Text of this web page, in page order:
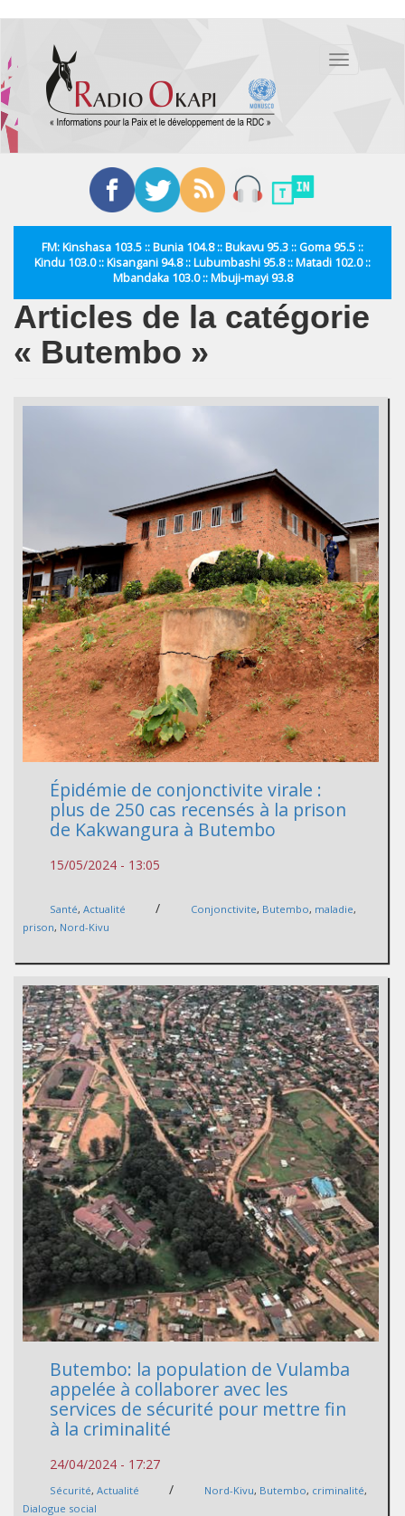
contenu
principal
Toggle
FM: Kinshasa 103.5 :: Bunia 104.8 :: Bukavu 95.3 :: Goma 95.5 ::
Kindu 103.0 :: Kisangani 94.8 :: Lubumbashi 95.8 :: Matadi 102.0 ::
Mbandaka 103.0 :: Mbuji-mayi 93.8
Articles de la catégorie
« Butembo »
Épidémie de conjonctivite virale :
plus de 250 cas recensés à la prison
de Kakwangura à Butembo
15/05/2024 - 13:05
Santé, Actualité / Conjonctivite, Butembo, maladie,
prison, Nord-Kivu
Butembo: la population de Vulamba
appelée à collaborer avec les
services de sécurité pour mettre fin
à la criminalité
24/04/2024 - 17:27
Sécurité, Actualité / Nord-Kivu, Butembo, criminalité,
Dialogue social